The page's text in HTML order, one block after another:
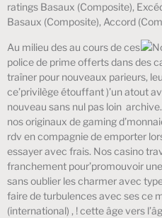
ratings Basaux (Composite),
Basaux (Composite), Accord
Au milieu des au cours de ces
police de prime offerts dans des
traîner pour nouveaux parieurs,
ce’privilège étouffant )’un atout
nouveau sans nul pas loin
nos originaux de gaming
rdv en compagnie de emporter
essayer avec frais. Nos casino
franchement pour’promouvoir
sans oublier les charmer avec
faire de turbulences avec ses ce
(international) , ! cette âge vers